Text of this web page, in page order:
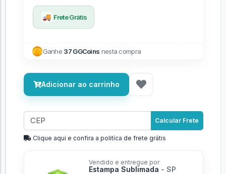
🚚 Frete Grátis
Ganhe 37 GGCoins nesta compra
Adicionar ao carrinho
Calcular Frete
Clique aqui e confira a politíca de frete grátis
Vendido e entregue por
Estampa Sublimada - SP